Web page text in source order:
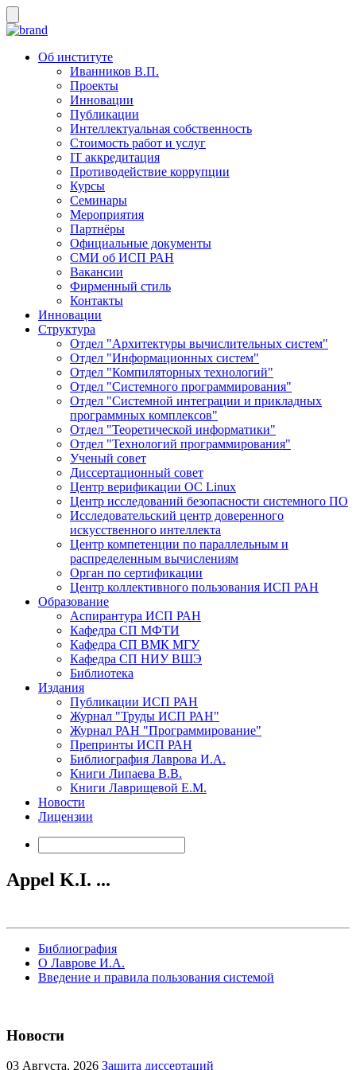
Об институте
Иванников В.П.
Проекты
Инновации
Публикации
Интеллектуальная собственность
Стоимость работ и услуг
IT аккредитация
Противодействие коррупции
Курсы
Семинары
Мероприятия
Партнёры
Официальные документы
СМИ об ИСП РАН
Вакансии
Фирменный стиль
Контакты
Инновации
Структура
Отдел "Архитектуры вычислительных систем"
Отдел "Информационных систем"
Отдел "Компиляторных технологий"
Отдел "Системного программирования"
Отдел "Системной интеграции и прикладных
программных комплексов"
Отдел "Теоретической информатики"
Отдел "Технологий программирования"
Ученый совет
Диссертационный совет
Центр верификации ОС Linux
Центр исследований безопасности системного ПО
Исследовательский центр доверенного
искусственного интеллекта
Центр компетенции по параллельным и
распределенным вычислениям
Орган по сертификации
Центр коллективного пользования ИСП РАН
Образование
Аспирантура ИСП РАН
Кафедра СП МФТИ
Кафедра СП ВМК МГУ
Кафедра СП НИУ ВШЭ
Библиотека
Издания
Публикации ИСП РАН
Журнал "Труды ИСП РАН"
Журнал РАН "Программирование"
Препринты ИСП РАН
Библиография Лаврова И.А.
Книги Липаева В.В.
Книги Лаврищевой Е.М.
Новости
Лицензии
Appel K.I. ...
Библиография
О Лаврове И.А.
Введение и правила пользования системой
Новости
03 Августа, 2026 Защита диссертаций